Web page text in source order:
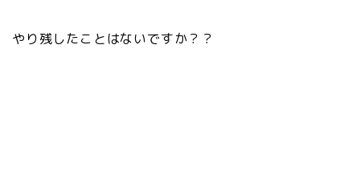
やり残したことはないですか？？